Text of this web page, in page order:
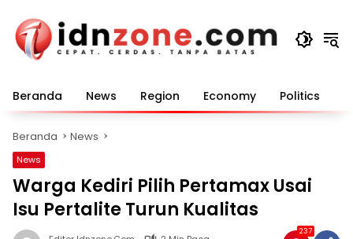
konten
Beranda News Region Economy Politics
Beranda News
News
Warga Kediri Pilih Pertamax Usai
Isu Pertalite Turun Kualitas
237